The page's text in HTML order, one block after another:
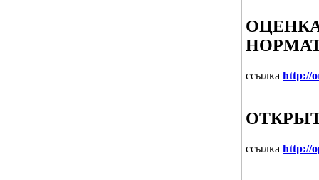
ссылка http://
ссылка http://